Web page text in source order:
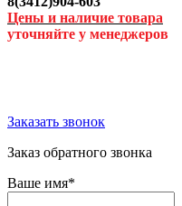
Цены и наличие товара
уточняйте у менеджеров
Заказать звонок
Заказ обратного звонка
Ваше имя*